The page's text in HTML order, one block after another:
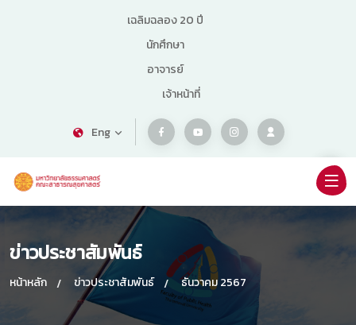
เฉลิมฉลอง 20 ปี
นักศึกษา
อาจารย์
เจ้าหน้าที่
Eng
ข่าวประชาสัมพันธ์
หน้าหลัก ข่าวประชาสัมพันธ์ ธันวาคม 2567